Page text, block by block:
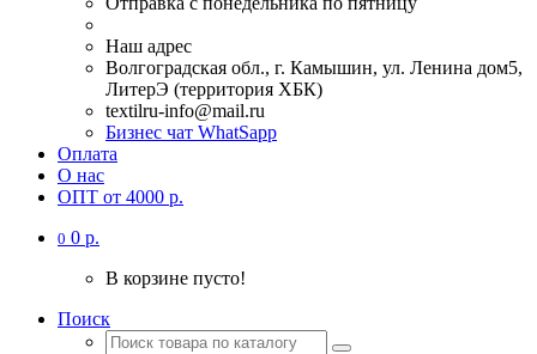
Наш адрес
Волгоградская обл., г. Камышин, ул. Ленина дом5,
ЛитерЭ (территория ХБК)
textilru-info@mail.ru
Бизнес чат WhatSapp
Оплата
О нас
ОПТ от 4000 р.
0 0 р.
В корзине пусто!
Поиск